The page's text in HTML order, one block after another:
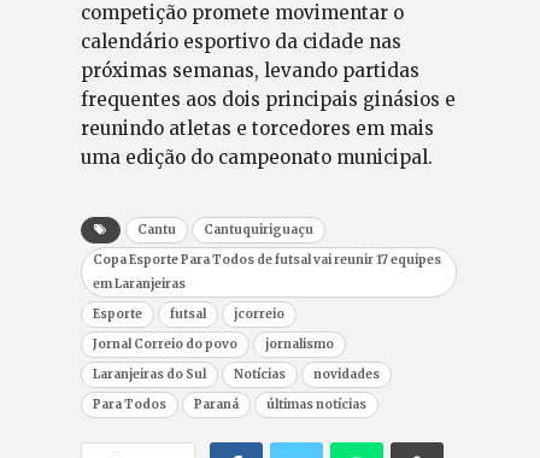
competição promete movimentar o
calendário esportivo da cidade nas
próximas semanas, levando partidas
frequentes aos dois principais ginásios e
reunindo atletas e torcedores em mais
uma edição do campeonato municipal.
Cantu
Cantuquiriguaçu
Copa Esporte Para Todos de futsal vai reunir 17 equipes
em Laranjeiras
Esporte
futsal
jcorreio
Jornal Correio do povo
jornalismo
Laranjeiras do Sul
Notícias
novidades
Para Todos
Paraná últimas notícias